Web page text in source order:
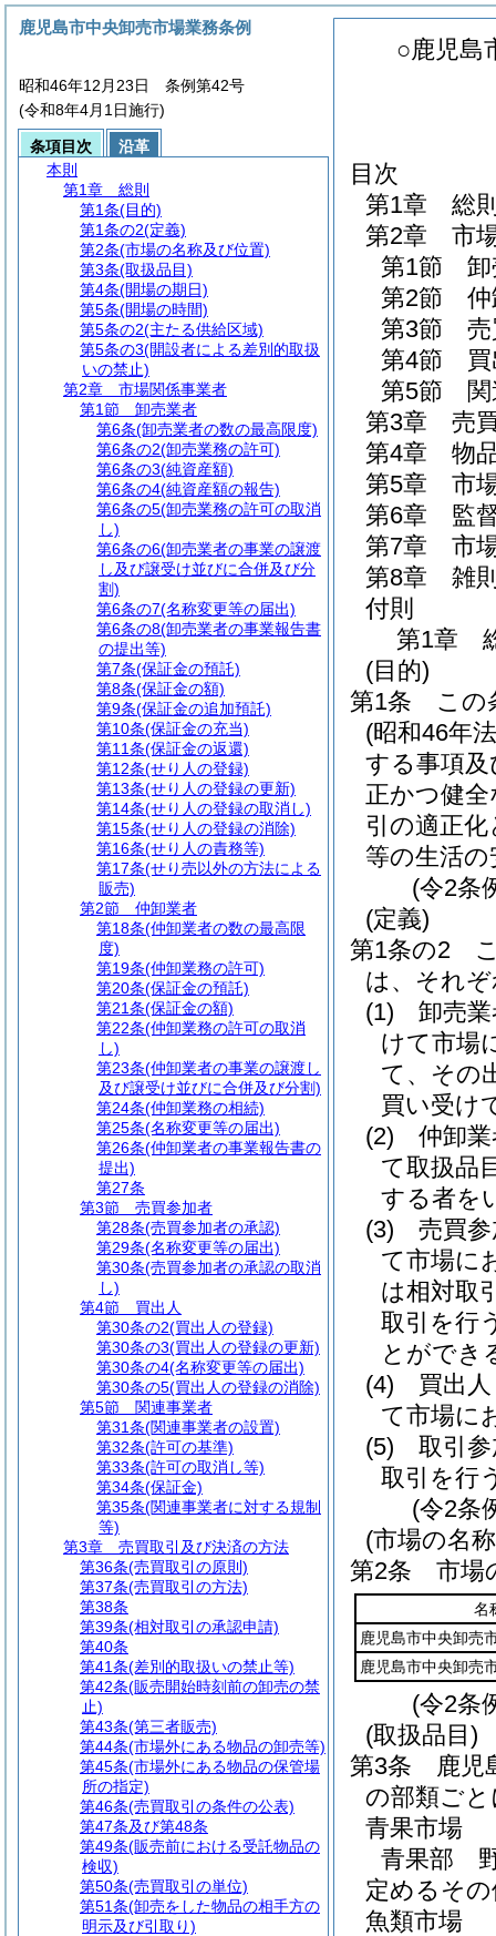
○鹿児島
目次
第1章
総
第2章
市
第1節
第2節
第3節
第4節
第5節
第3章
売
第4章
物
第5章
市
第6章
監
第7章
市
第8章
雑
付則
第1章
(目的)
第1条
この
(昭和46年
する事項
正かつ健
引の適正
等の生活
(令2条
(定義)
第1条の2
は、それ
(1)
卸売
けて市場
て、その
買い受け
(2)
仲卸
て取扱品
する者を
(3)
売買
て市場に
は相対取
取引を行
とができ
(4)
買出
て市場に
(5)
取引
取引を行
(令2条
(市場の名
第2条
市場
名
鹿児島市中央卸売
鹿児島市中央卸売
(令2条
(取扱品目)
第3条
鹿児
の部類ご
青果市場
青果部
定めるそ
魚類市場
鹿児島市中央卸売市場業務条例
昭和46年12月23日 条例第42号
(令和8年4月1日施行)
条項目次
沿革
本則
第1章
総則
第1条(目的)
第1条の2(定義)
第2条(市場の名称及び位置)
第3条(取扱品目)
第4条(開場の期日)
第5条(開場の時間)
第5条の2(主たる供給区域)
第5条の3(開設者による差別的取扱
いの禁止)
第2章
市場関係事業者
第1節
卸売業者
第6条(卸売業者の数の最高限度)
第6条の2(卸売業務の許可)
第6条の3(純資産額)
第6条の4(純資産額の報告)
第6条の5(卸売業務の許可の取消
し)
第6条の6(卸売業者の事業の譲渡
し及び譲受け並びに合併及び分
割)
第6条の7(名称変更等の届出)
第6条の8(卸売業者の事業報告書
の提出等)
第7条(保証金の預託)
第8条(保証金の額)
第9条(保証金の追加預託)
第10条(保証金の充当)
第11条(保証金の返還)
第12条(せり人の登録)
第13条(せり人の登録の更新)
第14条(せり人の登録の取消し)
第15条(せり人の登録の消除)
第16条(せり人の責務等)
第17条(せり売以外の方法による
販売)
第2節
仲卸業者
第18条(仲卸業者の数の最高限
度)
第19条(仲卸業務の許可)
第20条(保証金の預託)
第21条(保証金の額)
第22条(仲卸業務の許可の取消
し)
第23条(仲卸業者の事業の譲渡し
及び譲受け並びに合併及び分割)
第24条(仲卸業務の相続)
第25条(名称変更等の届出)
第26条(仲卸業者の事業報告書の
提出)
第27条
第3節
売買参加者
第28条(売買参加者の承認)
第29条(名称変更等の届出)
第30条(売買参加者の承認の取消
し)
第4節
買出人
第30条の2(買出人の登録)
第30条の3(買出人の登録の更新)
第30条の4(名称変更等の届出)
第30条の5(買出人の登録の消除)
第5節
関連事業者
第31条(関連事業者の設置)
第32条(許可の基準)
第33条(許可の取消し等)
第34条(保証金)
第35条(関連事業者に対する規制
等)
第3章
売買取引及び決済の方法
第36条(売買取引の原則)
第37条(売買取引の方法)
第38条
第39条(相対取引の承認申請)
第40条
第41条(差別的取扱いの禁止等)
第42条(販売開始時刻前の卸売の禁
止)
第43条(第三者販売)
第44条(市場外にある物品の卸売等)
第45条(市場外にある物品の保管場
所の指定)
第46条(売買取引の条件の公表)
第47条及び第48条
第49条(販売前における受託物品の
検収)
第50条(売買取引の単位)
第51条(卸売をした物品の相手方の
明示及び引取り)